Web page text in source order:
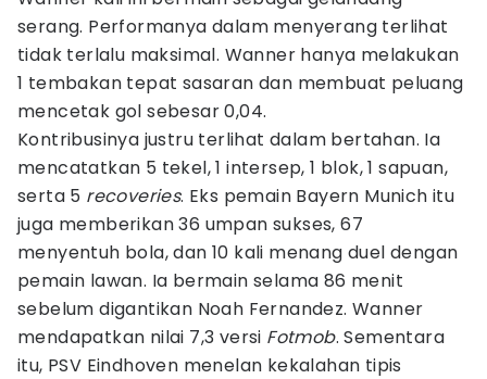
serang. Performanya dalam menyerang terlihat
tidak terlalu maksimal. Wanner hanya melakukan
1 tembakan tepat sasaran dan membuat peluang
mencetak gol sebesar 0,04.
Kontribusinya justru terlihat dalam bertahan. Ia
mencatatkan 5 tekel, 1 intersep, 1 blok, 1 sapuan,
serta 5 recoveries. Eks pemain Bayern Munich itu
juga memberikan 36 umpan sukses, 67
menyentuh bola, dan 10 kali menang duel dengan
pemain lawan. Ia bermain selama 86 menit
sebelum digantikan Noah Fernandez. Wanner
mendapatkan nilai 7,3 versi Fotmob. Sementara
itu, PSV Eindhoven menelan kekalahan tipis